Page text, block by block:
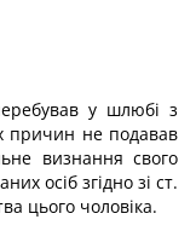
у шлюбі з
причин не подавав
визнання свого
осіб згідно зі ст.
цього чоловіка.